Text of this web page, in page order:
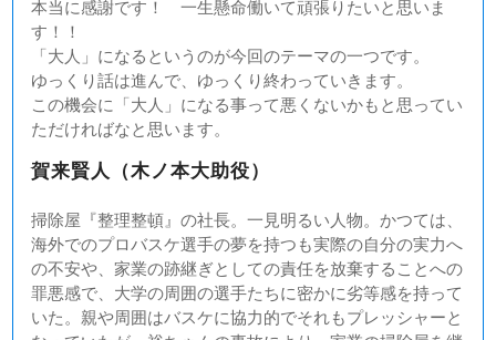
本当に感謝です！ 一生懸命働いて頑張りたいと思いま
す！！
「大人」になるというのが今回のテーマの一つです。
ゆっくり話は進んで、ゆっくり終わっていきます。
この機会に「大人」になる事って悪くないかもと思ってい
ただければなと思います。
賀来賢人（木ノ本大助役）
掃除屋『整理整頓』の社長。一見明るい人物。かつては、
海外でのプロバスケ選手の夢を持つも実際の自分の実力へ
の不安や、家業の跡継ぎとしての責任を放棄することへの
罪悪感で、大学の周囲の選手たちに密かに劣等感を持って
いた。親や周囲はバスケに協力的でそれもプレッシャーと